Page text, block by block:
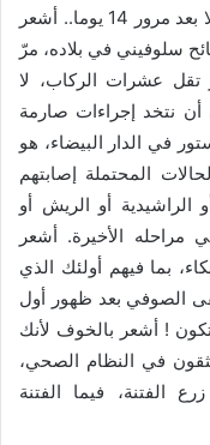
فيروس، قد لا تظهر أعراضه على حامله، إلا بعد مرور 14 يوما.. أشعر
سلوفيني في بلاده، مرّ
عشرات الركاب، لا
نتخد إجراءات صارمة
في الدار البيضاء، هو
المحتملة إصابتهم
أو الريش أو
الأخيرة. أشعر
بما فيهم أولئك الذي
الصوفي بعد ظهور أول
! أشعر بالخوف لأنك
في النظام الصحي،
فيما الفتنة